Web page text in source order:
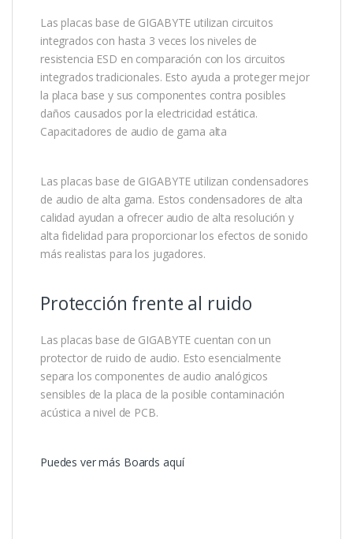
Las placas base de GIGABYTE utilizan circuitos
integrados con hasta 3 veces los niveles de
resistencia ESD en comparación con los circuitos
integrados tradicionales. Esto ayuda a proteger mejor
la placa base y sus componentes contra posibles
daños causados ​​por la electricidad estática.
Capacitadores de audio de gama alta
Las placas base de GIGABYTE utilizan condensadores
de audio de alta gama. Estos condensadores de alta
calidad ayudan a ofrecer audio de alta resolución y
alta fidelidad para proporcionar los efectos de sonido
más realistas para los jugadores.
Protección frente al ruido
Las placas base de GIGABYTE cuentan con un
protector de ruido de audio. Esto esencialmente
separa los componentes de audio analógicos
sensibles de la placa de la posible contaminación
acústica a nivel de PCB.
Puedes ver más Boards aquí